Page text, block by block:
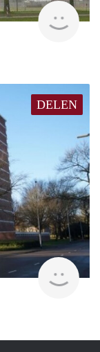
rent
DELEN